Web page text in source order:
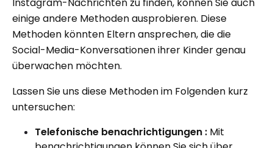
Instagram-Nachrichten zu finden, können Sie auch
einige andere Methoden ausprobieren. Diese
Methoden könnten Eltern ansprechen, die die
Social-Media-Konversationen ihrer Kinder genau
überwachen möchten.
Lassen Sie uns diese Methoden im Folgenden kurz
untersuchen:
Telefonische benachrichtigungen : Mit